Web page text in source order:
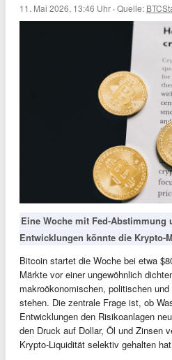
11. Mai 2026, 13:46 Uhr ·Quelle:
Eine Woche mit Fed-Abstimmung
Entwicklungen könnte die Krypto-
Bitcoin startet die Woche bei etwa
Märkte vor einer ungewöhnlich
makroökonomischen, politischen
stehen. Die zentrale Frage ist, ob
Entwicklungen den Risikoanlagen
den Druck auf Dollar, Öl und Zinsen
Krypto-Liquidität selektiv gehalten